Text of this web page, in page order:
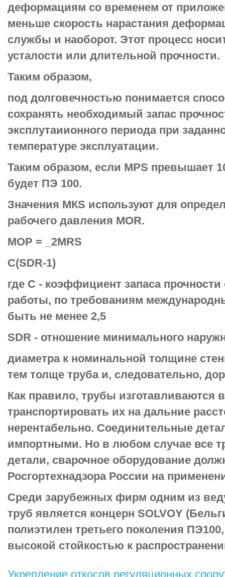
деформациям со временем от
меньше скорость нарастания
службы и наоборот. Этот процесс
усталости или длительной прочности.
Таким образом,
под долговечностью понимается
сохранять необходимый запас
эксплутаиионного периода при
температуре эксплуатации.
Таким образом, если МРS превышает
будет ПЭ 100.
Значения МКS используют для
рабочего давления МОR.
МОР = _2МRS
С(SDR-1)
где С - коэффициент запаса
работы, по требованиям
быть не менее 2,5
SDR - отношение минимального
диаметра к номинальной толщине
тем толще труба и, следовательно,
Как правило, трубы изготавливаются
транспортировать их на дальние
нерентабельно. Соединительные
импортными. Но в любом случае все
детали, сварочное оборудование
Росгортехнадзора России на
Среди зарубежных фирм одним из
труб является концерн SOLVOY
полиэтилен третьего поколения
высокой стойкостью к
Укрепление откосов регуляционных